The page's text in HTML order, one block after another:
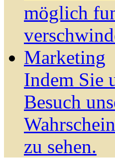
möglich
Marketing
Indem Sie
Besuch
zu sehen.